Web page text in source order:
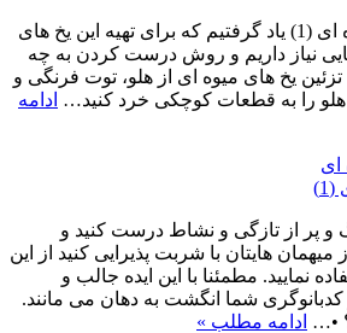
در مکعب های یخی میوه ای (1) یاد گرفتیم که برای تهیه این یخ های
نیاز داریم و روش درست کردن به چه
یخ های میوه ای از هلو، توت فرنگی و
هلو را به قطعات کوچکی خرد کنید… ادامه
پر از تازگی و نشاط درست کنید و
هایتان با شربت پذیرایی کنید از این
نمایید. مطمئنا با این ایده جالب و
کدبانوگری شما انگشت به دهان می مانند.
•… ادامه مطلب »